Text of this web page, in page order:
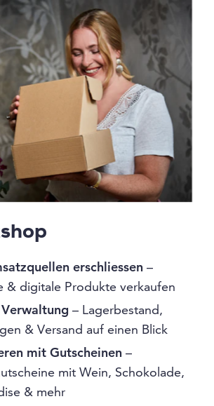
erschliessen –
& digitale Produkte verkaufen
– Lagerbestand,
& Versand auf einen Blick
mit Gutscheinen –
mit Wein, Schokolade,
& mehr